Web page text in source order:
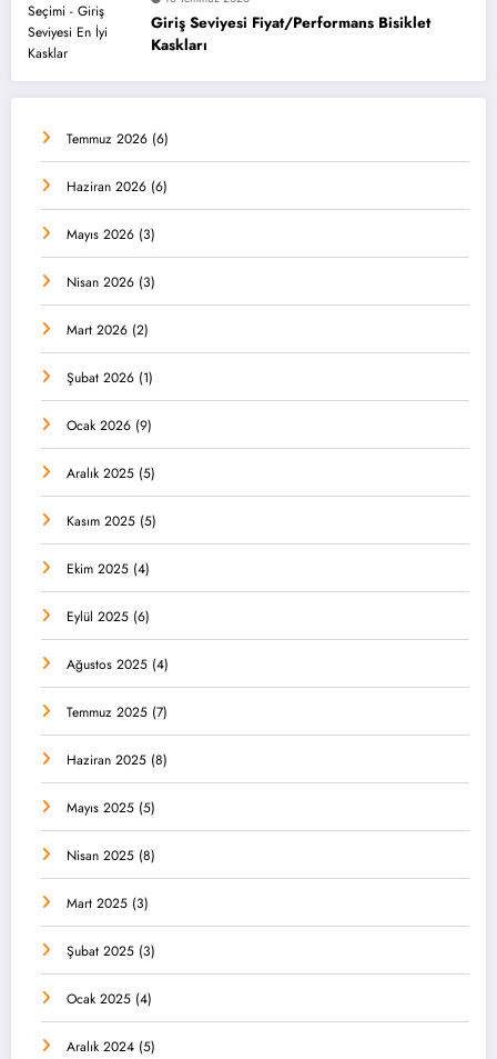
Giriş Seviyesi Fiyat/Performans Bisiklet
Kaskları
Temmuz 2026 (6)
Haziran 2026 (6)
Mayıs 2026 (3)
Nisan 2026 (3)
Mart 2026 (2)
Şubat 2026 (1)
Ocak 2026 (9)
Aralık 2025 (5)
Kasım 2025 (5)
Ekim 2025 (4)
Eylül 2025 (6)
Ağustos 2025 (4)
Temmuz 2025 (7)
Haziran 2025 (8)
Mayıs 2025 (5)
Nisan 2025 (8)
Mart 2025 (3)
Şubat 2025 (3)
Ocak 2025 (4)
Aralık 2024 (5)